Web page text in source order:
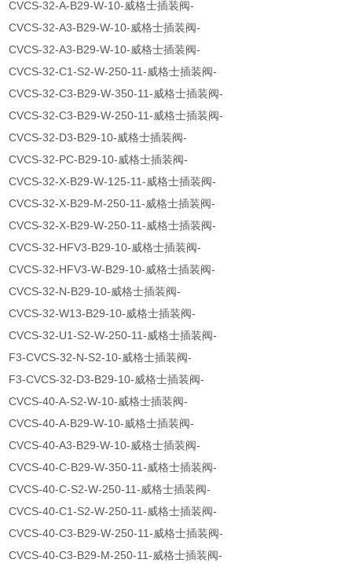
CVCS-32-A-B29-W-10-威格士插装阀-
CVCS-32-A3-B29-W-10-威格士插装阀-
CVCS-32-A3-B29-W-10-威格士插装阀-
CVCS-32-C1-S2-W-250-11-威格士插装阀-
CVCS-32-C3-B29-W-350-11-威格士插装阀-
CVCS-32-C3-B29-W-250-11-威格士插装阀-
CVCS-32-D3-B29-10-威格士插装阀-
CVCS-32-PC-B29-10-威格士插装阀-
CVCS-32-X-B29-W-125-11-威格士插装阀-
CVCS-32-X-B29-M-250-11-威格士插装阀-
CVCS-32-X-B29-W-250-11-威格士插装阀-
CVCS-32-HFV3-B29-10-威格士插装阀-
CVCS-32-HFV3-W-B29-10-威格士插装阀-
CVCS-32-N-B29-10-威格士插装阀-
CVCS-32-W13-B29-10-威格士插装阀-
CVCS-32-U1-S2-W-250-11-威格士插装阀-
F3-CVCS-32-N-S2-10-威格士插装阀-
F3-CVCS-32-D3-B29-10-威格士插装阀-
CVCS-40-A-S2-W-10-威格士插装阀-
CVCS-40-A-B29-W-10-威格士插装阀-
CVCS-40-A3-B29-W-10-威格士插装阀-
CVCS-40-C-B29-W-350-11-威格士插装阀-
CVCS-40-C-S2-W-250-11-威格士插装阀-
CVCS-40-C1-S2-W-250-11-威格士插装阀-
CVCS-40-C3-B29-W-250-11-威格士插装阀-
CVCS-40-C3-B29-M-250-11-威格士插装阀-